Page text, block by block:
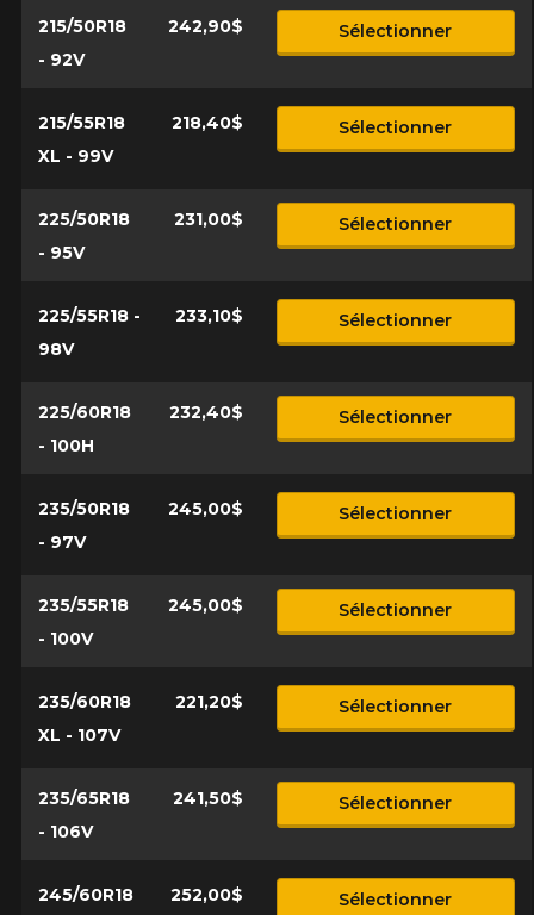
215/50R18
- 92V
242,90$ Sélectionner
215/55R18
XL - 99V
218,40$ Sélectionner
225/50R18
- 95V
231,00$ Sélectionner
225/55R18 -
98V
233,10$ Sélectionner
225/60R18
- 100H
232,40$ Sélectionner
235/50R18
- 97V
245,00$ Sélectionner
235/55R18
- 100V
245,00$ Sélectionner
235/60R18
XL - 107V
221,20$ Sélectionner
235/65R18
- 106V
241,50$ Sélectionner
245/60R18
252,00$ Sélectionner